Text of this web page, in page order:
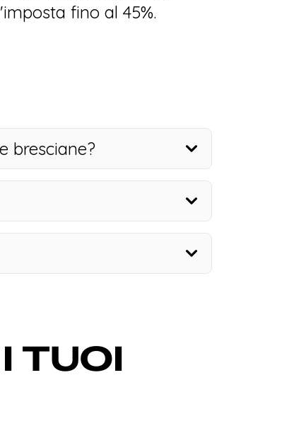
fino al 45%.
bresciane?
TUOI